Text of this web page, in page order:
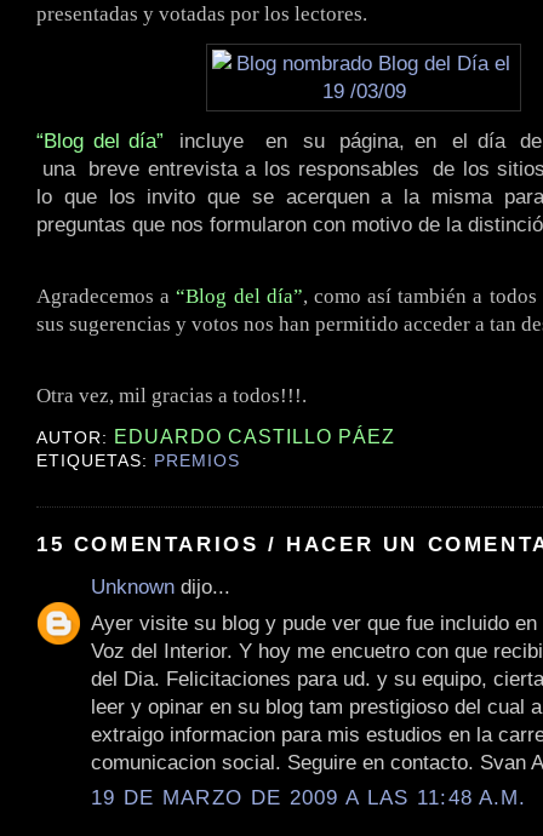
presentadas y votadas por los lectores.
“Blog del día” incluye en. su página, en el día .
una. breve entrevista a los responsables .de los
lo que los invito que se acerquen a la misma
preguntas que nos formularon con motivo de la
Agradecemos a “Blog del día”, como así también a
sus sugerencias y votos nos han permitido acceder a tan
Otra vez, mil gracias a todos!!!.
AUTOR: EDUARDO CASTILLO PÁEZ
ETIQUETAS: PREMIOS
15 COMENTARIOS / HACER UN
Unknown dijo...
Ayer visite su blog y pude ver que fue incluido
Voz del Interior. Y hoy me encuetro con que
del Dia. Felicitaciones para ud. y su equipo,
leer y opinar en su blog tam prestigioso del cual
extraigo informacion para mis estudios en la
comunicacion social. Seguire en contacto. Svan
19 DE MARZO DE 2009 A LAS 11:48 A.M.